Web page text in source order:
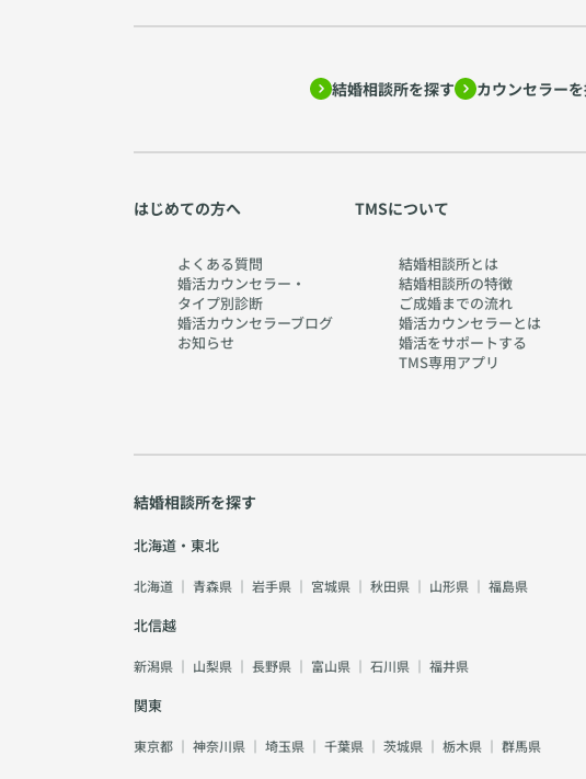
結婚相談所を探す カウンセラー
はじめての方へ
よくある質問
婚活カウンセラー・
タイプ別診断
婚活カウンセラーブログ
お知らせ
TMSについて
結婚相談所とは
結婚相談所の特徴
ご成婚までの流れ
婚活カウンセラーとは
婚活をサポートする
TMS専用アプリ
結婚相談所を探す
北海道・東北
北海道 ｜ 青森県 ｜ 岩手県 ｜ 宮城県 ｜ 秋田県 ｜ 山形県 ｜ 福島県
北信越
新潟県 ｜ 山梨県 ｜ 長野県 ｜ 富山県 ｜ 石川県 ｜ 福井県
関東
東京都 ｜ 神奈川県 ｜ 埼玉県 ｜ 千葉県 ｜ 茨城県 ｜ 栃木県 ｜ 群馬県